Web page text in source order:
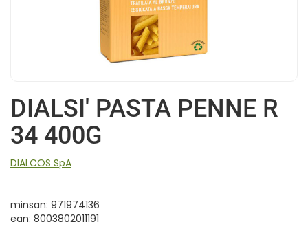
DIALSI' PASTA PENNE R
34 400G
DIALCOS SpA
minsan: 971974136
ean: 8003802011191